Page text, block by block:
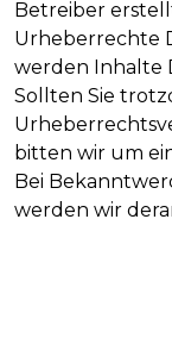
Betreiber
Urheberrechte
werden Inhalte
Sollten Sie
bitten wir um
Bei
werden wir